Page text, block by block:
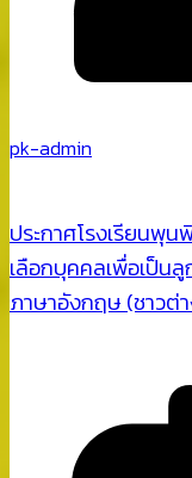
pk-admin
ประกาศโรงเรียนพุ
เลือกบุคคลเพื่อเป็น
ภาษาอังกฤษ (ชาวต่